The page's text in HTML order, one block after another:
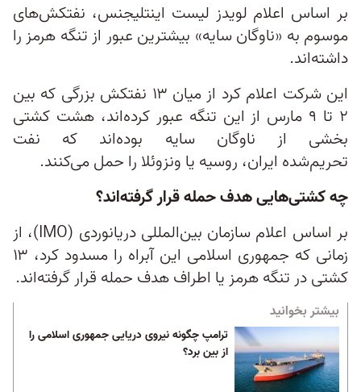
بر اساس اعلام لویدز لیست اینتلیجنس، نفتکش‌های
موسوم به «ناوگان سایه» بیشترین عبور از تنگه هرمز را
داشته‌اند.
این شرکت اعلام کرد از میان ۱۳ نفتکش بزرگی که بین
۲ تا ۹ مارس از این تنگه عبور کرده‌اند، هشت کشتی
بخشی از ناوگان سایه بوده‌اند که نفت
تحریم‌شده ایران، روسیه یا ونزوئلا را حمل می‌کنند.
چه کشتی‌هایی هدف حمله قرار گرفته‌اند؟
بر اساس اعلام سازمان بین‌المللی دریانوردی (IMO)، از
زمانی که جمهوری اسلامی این آبراه را مسدود کرد، ۱۳
کشتی در تنگه هرمز یا اطراف هدف حمله قرار گرفته‌اند.
بیشتر بخوانید
ترامپ چگونه نیروی دریایی جمهوری اسلامی را
از بین برد؟